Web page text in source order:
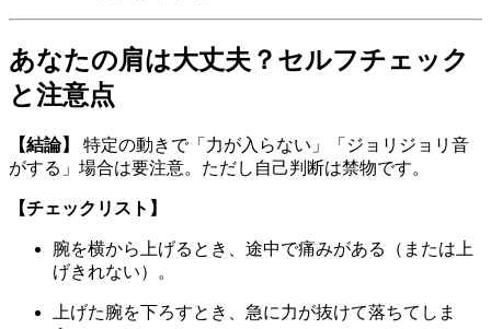
あなたの肩は大丈夫？セルフチェック
と注意点
【結論】
特定の動きで「力が入らない」「ジョリジョリ音
がする」場合は要注意。ただし自己判断は禁物です。
【チェックリスト】
腕を横から上げるとき、途中で痛みがある（または上
げきれない）。
上げた腕を下ろすとき、急に力が抜けて落ちてしま